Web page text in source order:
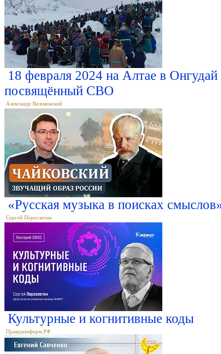
18 февраля 2024 на Алтае в
посвящённый СВО
Александр Великовский
«Русская музыка в поисках
Сергей Переслегин
Культурные и когнитивные коды
Правдаинформ.РФ